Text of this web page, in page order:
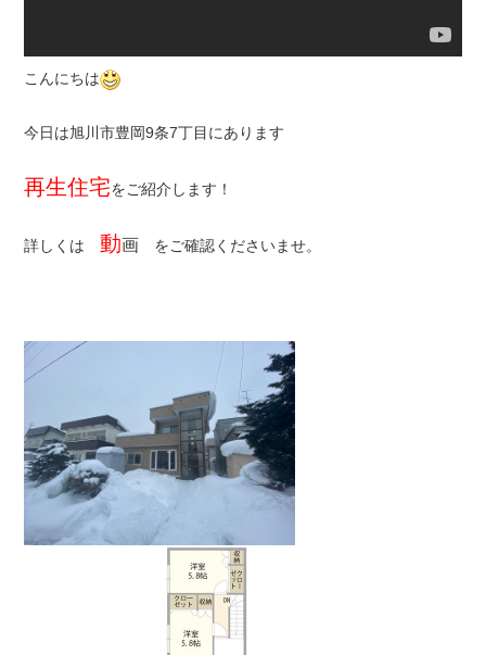
こんにちは
今日は旭川市豊岡9条7丁目にあります
再生住宅をご紹介します！
詳しくは 動画 をご確認くださいませ。